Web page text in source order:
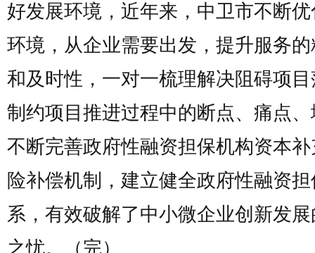
好发展环境，近年来，中卫市不断
环境，从企业需要出发，提升服务
和及时性，一对一梳理解决阻碍项
制约项目推进过程中的断点、痛点
不断完善政府性融资担保机构资本
险补偿机制，建立健全政府性融资
系，有效破解了中小微企业创新发
之忧。（完）